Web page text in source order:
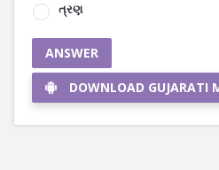
ત્રણ
ANSWER
DOWNLOAD GUJARATI